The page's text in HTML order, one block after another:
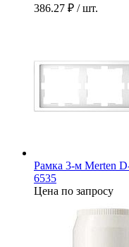
386.27 ₽ / шт.
Рамка 3-м Merten
6535
Цена по запросу